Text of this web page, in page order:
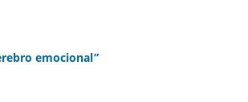
emocional”